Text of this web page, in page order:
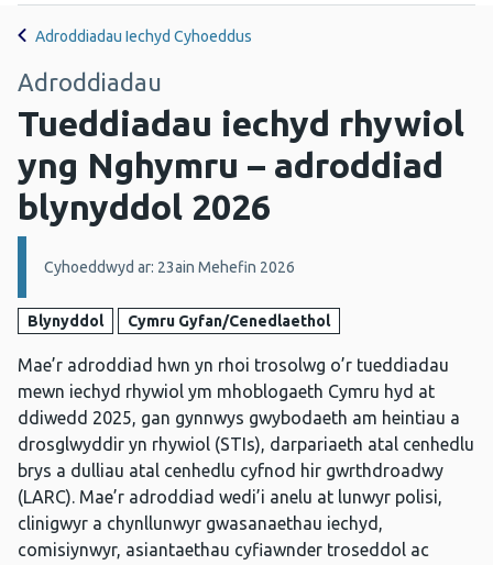
Adroddiadau Iechyd Cyhoeddus
Adroddiadau
Tueddiadau iechyd rhywiol
yng Nghymru – adroddiad
blynyddol 2026
Manylion:
Cyhoeddwyd ar: 23ain Mehefin 2026
Blynyddol Cymru Gyfan/Cenedlaethol
Mae’r adroddiad hwn yn rhoi trosolwg o’r tueddiadau
mewn iechyd rhywiol ym mhoblogaeth Cymru hyd at
ddiwedd 2025, gan gynnwys gwybodaeth am heintiau a
drosglwyddir yn rhywiol (STIs), darpariaeth atal cenhedlu
brys a dulliau atal cenhedlu cyfnod hir gwrthdroadwy
(LARC). Mae’r adroddiad wedi’i anelu at lunwyr polisi,
clinigwyr a chynllunwyr gwasanaethau iechyd,
comisiynwyr, asiantaethau cyfiawnder troseddol ac